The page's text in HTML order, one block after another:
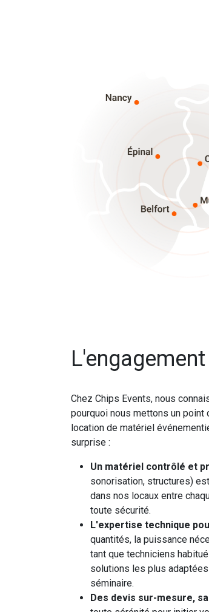
Chez Chips Events, nous
pourquoi nous mettons un point
location de matériel
surprise :
Un matériel contrôlé et
sonorisation, structures)
dans nos locaux entre
toute sécurité.
L'expertise technique
quantités, la puissance
tant que techniciens
solutions les plus
séminaire.
Des devis sur-mesure,